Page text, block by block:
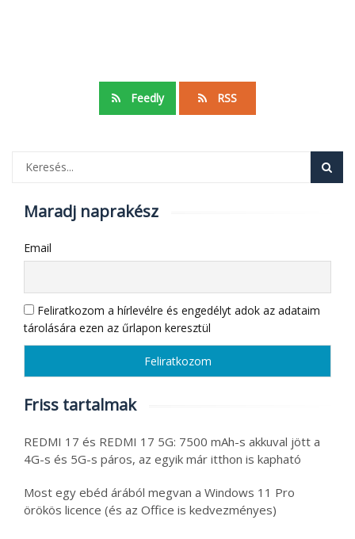
Feedly RSS
Maradj naprakész
Email
Feliratkozom a hírlevélre és engedélyt adok az adataim
tárolására ezen az űrlapon keresztül
Friss tartalmak
REDMI 17 és REDMI 17 5G: 7500 mAh-s akkuval jött a
4G-s és 5G-s páros, az egyik már itthon is kapható
Most egy ebéd árából megvan a Windows 11 Pro
örökös licence (és az Office is kedvezményes)